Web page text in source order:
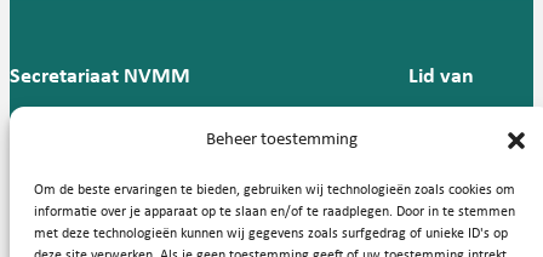
Beheer toestemming
Om de beste ervaringen te bieden, gebruiken wij technologieën zoals cookies om
informatie over je apparaat op te slaan en/of te raadplegen. Door in te stemmen
met deze technologieën kunnen wij gegevens zoals surfgedrag of unieke ID's op
Secretariaat NVMM
Groningen
T: 088 -
57
Lid van